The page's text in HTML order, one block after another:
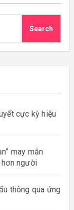
Search
cực kỳ hiệu
may mắn
người
thông qua ứng